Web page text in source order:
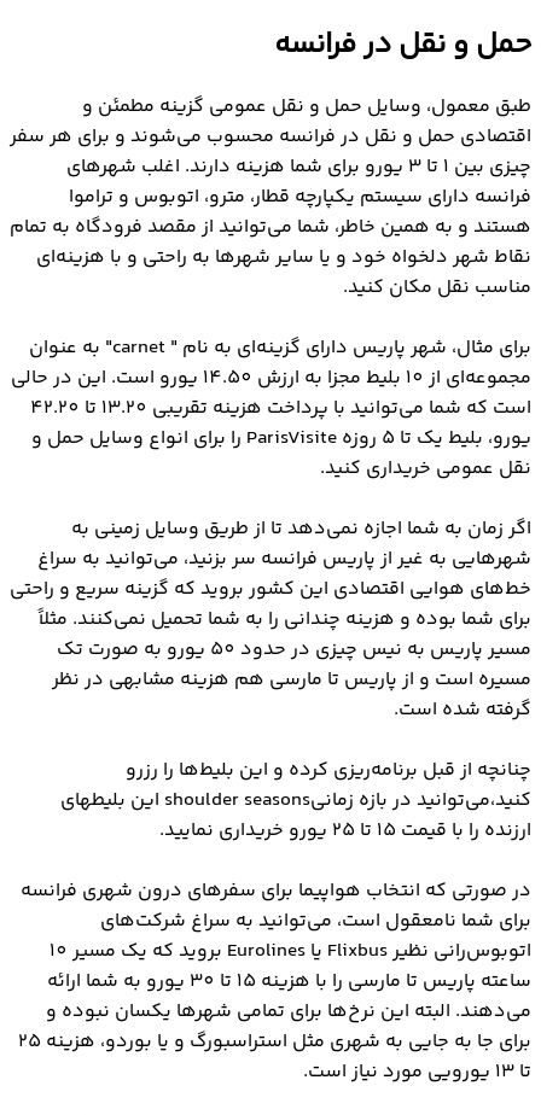
حمل و نقل در فرانسه
طبق معمول، وسایل حمل و نقل عمومی گزینه مطمئن و
اقتصادی حمل و نقل در فرانسه محسوب می‌شوند و برای هر سفر
چیزی بین 1 تا 3 یورو برای شما هزینه دارند. اغلب شهرهای
فرانسه دارای سیستم یکپارچه قطار، مترو، اتوبوس و تراموا
هستند و به همین خاطر، شما می‌توانید از مقصد فرودگاه به تمام
نقاط شهر دلخواه خود و یا سایر شهرها به راحتی و با هزینه‌ای
مناسب نقل مکان کنید.
برای مثال، شهر پاریس دارای گزینه‌ای به نام " carnet" به عنوان
مجموعه‌ای از 10 بلیط مجزا به ارزش 14.50 یورو است. این در حالی
است که شما می‌توانید با پرداخت هزینه تقریبی 13.20 تا 42.20
یورو، بلیط یک تا 5 روزه ParisVisite را برای انواع وسایل حمل و
نقل عمومی خریداری کنید.
اگر زمان به شما اجازه نمی‌دهد تا از طریق وسایل زمینی به
شهرهایی به غیر از پاریس فرانسه سر بزنید، می‌توانید به سراغ
خط‌های هوایی اقتصادی این کشور بروید که گزینه سریع و راحتی
برای شما بوده و هزینه چندانی را به شما تحمیل نمی‌کنند. مثلاً
مسیر پاریس به نیس چیزی در حدود 50 یورو به صورت تک
مسیره است و از پاریس تا مارسی هم هزینه مشابهی در نظر
گرفته شده است.
چنانچه از قبل برنامه‌ریزی کرده و این بلیط‌ها را رزرو
کنید،می‌توانید در بازه زمانیshoulder seasons این بلیطهای
ارزنده را با قیمت 15 تا 25 یورو خریداری نمایید.
در صورتی که انتخاب هواپیما برای سفرهای درون شهری فرانسه
برای شما نامعقول است، می‌توانید به سراغ شرکت‌های
اتوبوس‌رانی نظیر Flixbus یا Eurolines بروید که یک مسیر 10
ساعته پاریس تا مارسی را با هزینه 15 تا 30 یورو به شما ارائه
می‌دهند. البته این نرخ‌ها برای تمامی شهرها یکسان نبوده و
برای جا به جایی به شهری مثل استراسبورگ و یا بوردو، هزینه 25
تا 13 یورویی مورد نیاز است.